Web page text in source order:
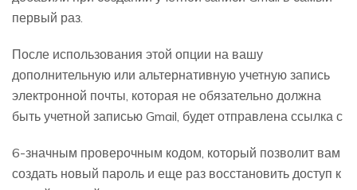
первый раз.
После использования этой опции на вашу
дополнительную или альтернативную учетную запись
электронной почты, которая не обязательно должна
быть учетной записью Gmail, будет отправлена ​​​​ссылка с
6-значным проверочным кодом, который позволит вам
создать новый пароль и еще раз восстановить доступ к